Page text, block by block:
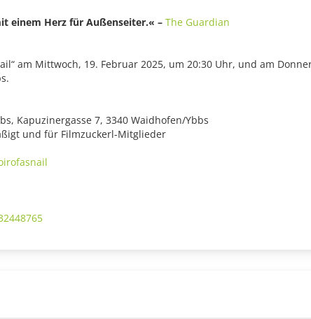
einem Herz für Außenseiter.« – The Guardian
am Mittwoch, 19. Februar 2025, um 20:30 Uhr, und am
Kapuzinergasse 7, 3340 Waidhofen/Ybbs
und für Filmzuckerl-Mitglieder